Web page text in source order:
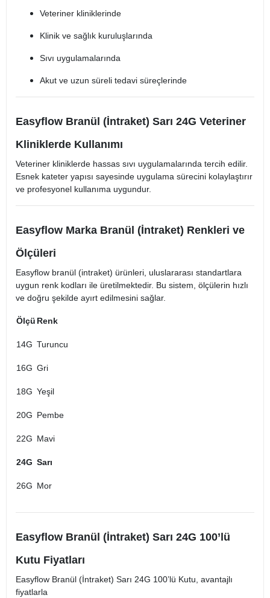
Veteriner kliniklerinde
Klinik ve sağlık kuruluşlarında
Sıvı uygulamalarında
Akut ve uzun süreli tedavi süreçlerinde
Easyflow Branül (İntraket) Sarı 24G Veteriner
Kliniklerde Kullanımı
Veteriner kliniklerde hassas sıvı uygulamalarında tercih edilir.
Esnek kateter yapısı sayesinde uygulama sürecini kolaylaştırır
ve profesyonel kullanıma uygundur.
Easyflow Marka Branül (İntraket) Renkleri ve
Ölçüleri
Easyflow branül (intraket) ürünleri, uluslararası standartlara
uygun renk kodları ile üretilmektedir. Bu sistem, ölçülerin hızlı
ve doğru şekilde ayırt edilmesini sağlar.
Ölçü Renk
14G Turuncu
16G Gri
18G Yeşil
20G Pembe
22G Mavi
24G Sarı
26G Mor
Easyflow Branül (İntraket) Sarı 24G 100’lü
Kutu Fiyatları
Easyflow Branül (İntraket) Sarı 24G 100’lü Kutu, avantajlı
fiyatlarla